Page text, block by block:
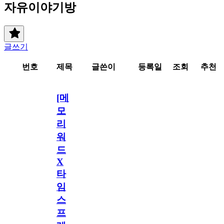
자유이야기방
글쓰기
번호 제목 글쓴이 등록일 조회 추천
[메
모
리
워
드
X
타
임
스
프